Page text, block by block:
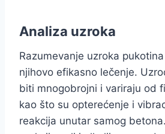
Analiza uzroka
Razumevanje uzroka
njihovo efikasno lečenje.
biti mnogobrojni i variraju od
kao što su opterećenje i
reakcija unutar samog